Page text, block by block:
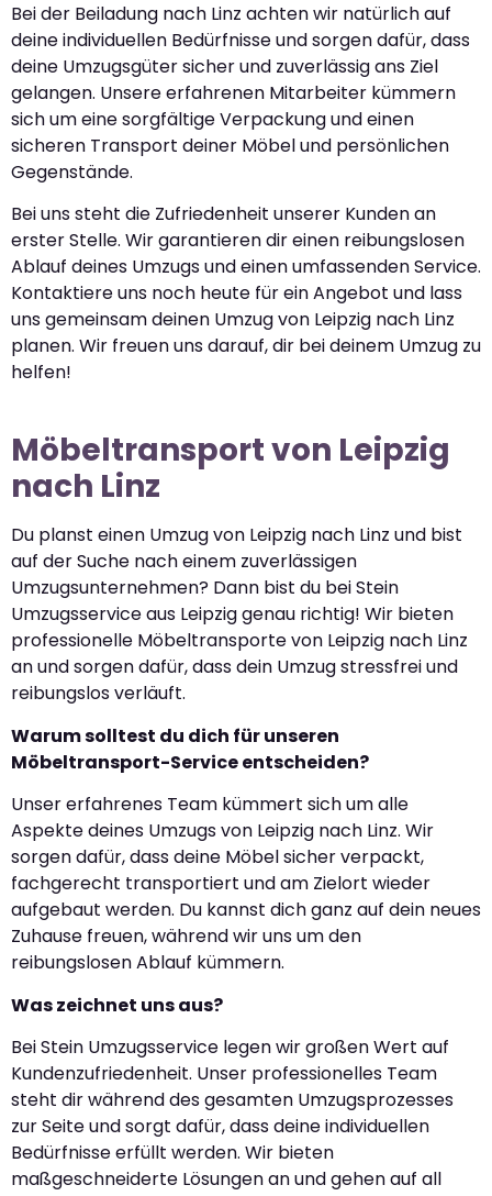
Bei der Beiladung nach Linz achten wir natürlich auf
deine individuellen Bedürfnisse und sorgen dafür, dass
deine Umzugsgüter sicher und zuverlässig ans Ziel
gelangen. Unsere erfahrenen Mitarbeiter kümmern
sich um eine sorgfältige Verpackung und einen
sicheren Transport deiner Möbel und persönlichen
Gegenstände.
Bei uns steht die Zufriedenheit unserer Kunden an
erster Stelle. Wir garantieren dir einen reibungslosen
Ablauf deines Umzugs und einen umfassenden Service.
Kontaktiere uns noch heute für ein Angebot und lass
uns gemeinsam deinen Umzug von Leipzig nach Linz
planen. Wir freuen uns darauf, dir bei deinem Umzug zu
helfen!
Möbeltransport von Leipzig
nach Linz
Du planst einen Umzug von Leipzig nach Linz und bist
auf der Suche nach einem zuverlässigen
Umzugsunternehmen? Dann bist du bei Stein
Umzugsservice aus Leipzig genau richtig! Wir bieten
professionelle Möbeltransporte von Leipzig nach Linz
an und sorgen dafür, dass dein Umzug stressfrei und
reibungslos verläuft.
Warum solltest du dich für unseren
Möbeltransport-Service entscheiden?
Unser erfahrenes Team kümmert sich um alle
Aspekte deines Umzugs von Leipzig nach Linz. Wir
sorgen dafür, dass deine Möbel sicher verpackt,
fachgerecht transportiert und am Zielort wieder
aufgebaut werden. Du kannst dich ganz auf dein neues
Zuhause freuen, während wir uns um den
reibungslosen Ablauf kümmern.
Was zeichnet uns aus?
Bei Stein Umzugsservice legen wir großen Wert auf
Kundenzufriedenheit. Unser professionelles Team
steht dir während des gesamten Umzugsprozesses
zur Seite und sorgt dafür, dass deine individuellen
Bedürfnisse erfüllt werden. Wir bieten
maßgeschneiderte Lösungen an und gehen auf all